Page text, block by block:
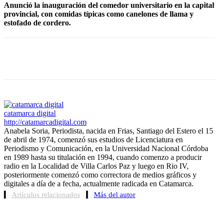
Anunció la inauguración del comedor universitario en la capital
provincial, con comidas típicas como canelones de llama y
estofado de cordero.
catamarca digital
http://catamarcadigital.com
Anabela Soria, Periodista, nacida en Frias, Santiago del Estero el 15
de abril de 1974, comenzó sus estudios de Licenciatura en
Periodismo y Comunicación, en la Universidad Nacional Córdoba
en 1989 hasta su titulación en 1994, cuando comenzo a producir
radio en la Localidad de Villa Carlos Paz y luego en Rio IV,
posteriormente comenzó como correctora de medios gráficos y
digitales a día de a fecha, actualmente radicada en Catamarca.
Artículos relacionados Más del autor